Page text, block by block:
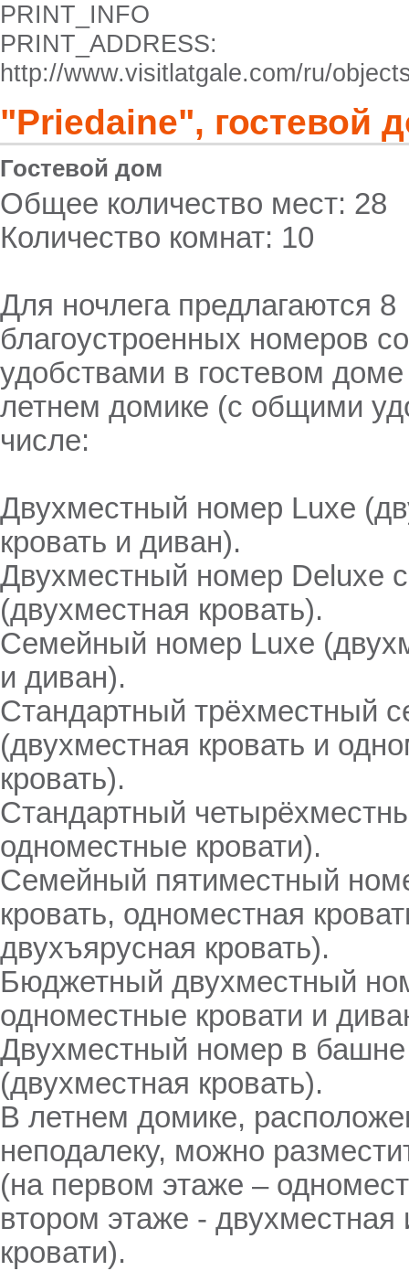
PRINT_INFO
PRINT_ADDRESS:
http://www.visitlatgale.com/ru/
"Priedaine", гостевой
Гостевой дом
Общее количество мест: 28
Количество комнат: 10
Для ночлега предлагаются 8
благоустроенных номеров
удобствами в гостевом
летнем домике (с общими
числе:
Двухместный номер Luxe
кровать и диван).
Двухместный номер Deluxe
(двухместная кровать).
Семейный номер Luxe
и диван).
Стандартный трёхместный
(двухместная кровать и
кровать).
Стандартный
одноместные кровати).
Семейный пятиместный
кровать, одноместная
двухъярусная кровать).
Бюджетный двухместный
одноместные кровати и
Двухместный номер в башне
(двухместная кровать).
В летнем домике,
неподалеку, можно
(на первом этаже –
втором этаже - двухместная
кровати).